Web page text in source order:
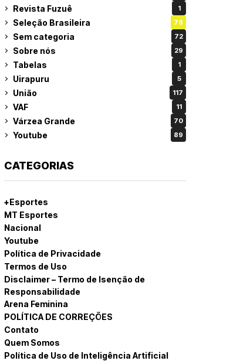
Revista Fuzuê 1
Seleção Brasileira 78
Sem categoria 72
Sobre nós 29
Tabelas 1
Uirapuru 5
União 117
VAF 11
Várzea Grande 70
Youtube 89
CATEGORIAS
+Esportes
MT Esportes
Nacional
Youtube
Política de Privacidade
Termos de Uso
Disclaimer – Termo de Isenção de
Responsabilidade
Arena Feminina
POLÍTICA DE CORREÇÕES
Contato
Quem Somos
Política de Uso de Inteligência Artificial